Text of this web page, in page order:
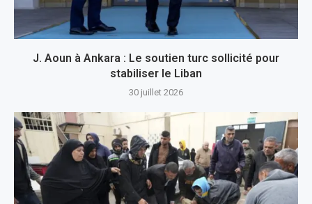
J. Aoun à Ankara : Le soutien turc sollicité pour
stabiliser le Liban
30 juillet 2026